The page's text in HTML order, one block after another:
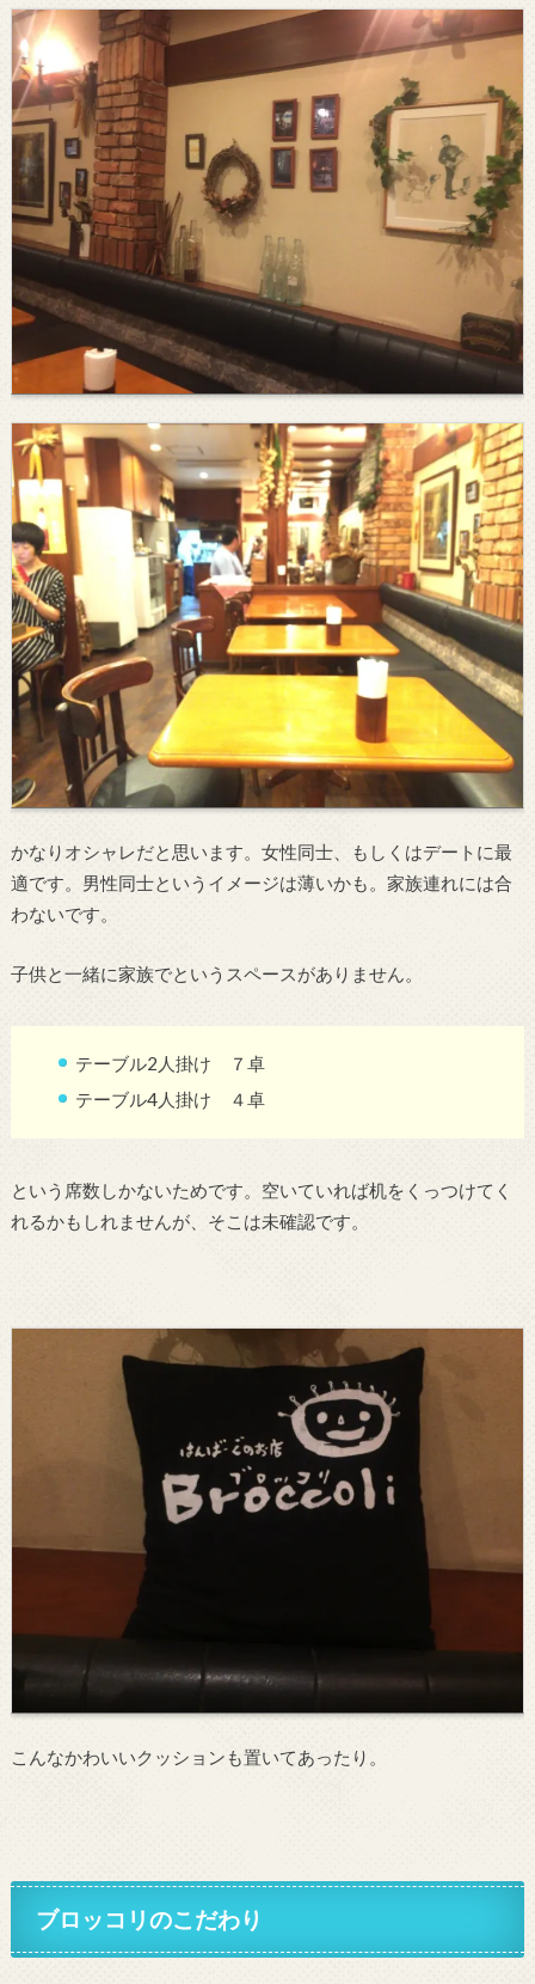
かなりオシャレだと思います。女性同士、もしくはデートに最
適です。男性同士というイメージは薄いかも。家族連れには合
わないです。
子供と一緒に家族でというスペースがありません。
テーブル2人掛け ７卓
テーブル4人掛け ４卓
という席数しかないためです。空いていれば机をくっつけてく
れるかもしれませんが、そこは未確認です。
こんなかわいいクッションも置いてあったり。
ブロッコリのこだわり